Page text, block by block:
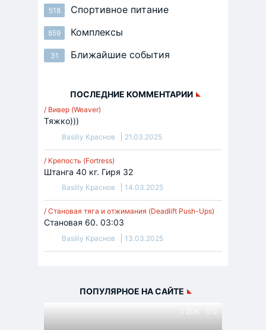
518 Спортивное питание
859 Комплексы
31 Ближайшие события
ПОСЛЕДНИЕ КОММЕНТАРИИ
/ Вивер (Weaver)
Тяжко)))
Basiliy Краснов 21.03.2025
/ Крепость (Fortress)
Штанга 40 кг. Гиря 32
Basiliy Краснов 14.03.2025
/ Становая тяга и отжимания (Deadlift Push-Ups)
Становая 60. 03:03
Basiliy Краснов 13.03.2025
ПОПУЛЯРНОЕ НА САЙТЕ
20K